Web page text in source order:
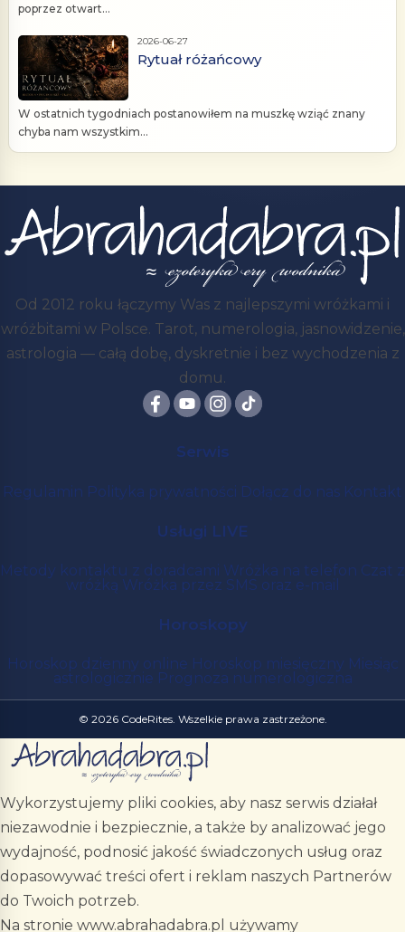
poprzez otwart...
2026-06-27
Rytuał różańcowy
W ostatnich tygodniach postanowiłem na muszkę wziąć znany
chyba nam wszystkim...
Od 2012 roku łączymy Was z najlepszymi wróżkami i
wróżbitami w Polsce. Tarot, numerologia, jasnowidzenie,
astrologia — całą dobę, dyskretnie i bez wychodzenia z
domu.
Serwis
Regulamin Polityka prywatności Dołącz do nas Kontakt
Usługi LIVE
Metody kontaktu z doradcami Wróżka na telefon Czat z
wróżką Wróżka przez SMS oraz e-mail
Horoskopy
Horoskop dzienny online Horoskop miesięczny Miesiąc
astrologicznie Prognoza numerologiczna
© 2026 CodeRites. Wszelkie prawa zastrzeżone.
Wykorzystujemy pliki cookies, aby nasz serwis działał
niezawodnie i bezpiecznie, a także by analizować jego
wydajność, podnosić jakość świadczonych usług oraz
dopasowywać treści ofert i reklam naszych Partnerów
do Twoich potrzeb.
Na stronie www.abrahadabra.pl używamy